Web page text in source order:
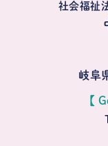
社会福祉
岐阜
【